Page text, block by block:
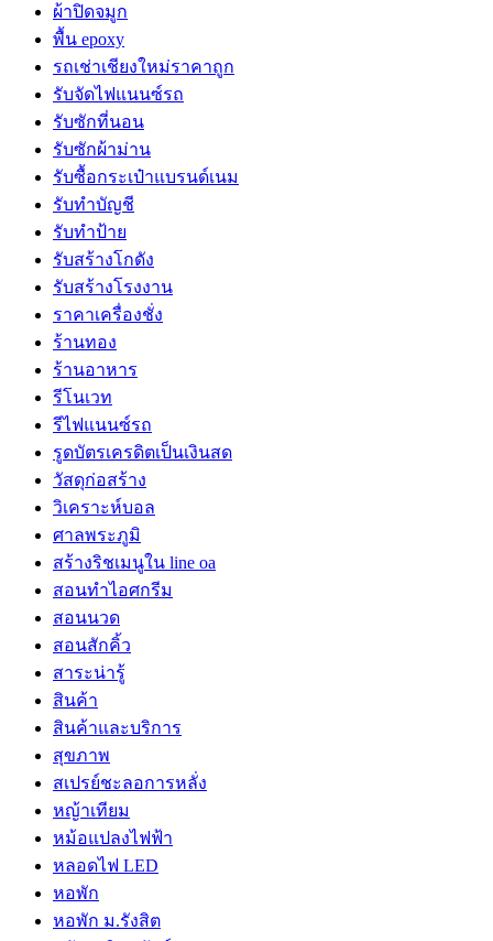
ผ้าปิดจมูก
พื้น epoxy
รถเช่าเชียงใหม่ราคาถูก
รับจัดไฟแนนซ์รถ
รับซักที่นอน
รับซักผ้าม่าน
รับซื้อกระเป๋าแบรนด์เนม
รับทำบัญชี
รับทำป้าย
รับสร้างโกดัง
รับสร้างโรงงาน
ราคาเครื่องชั่ง
ร้านทอง
ร้านอาหาร
รีโนเวท
รีไฟแนนซ์รถ
รูดบัตรเครดิตเป็นเงินสด
วัสดุก่อสร้าง
วิเคราะห์บอล
ศาลพระภูมิ
สร้างริชเมนูใน line oa
สอนทำไอศกรีม
สอนนวด
สอนสักคิ้ว
สาระน่ารู้
สินค้า
สินค้าและบริการ
สุขภาพ
สเปรย์ชะลอการหลั่ง
หญ้าเทียม
หม้อแปลงไฟฟ้า
หลอดไฟ LED
หอพัก
หอพัก ม.รังสิต